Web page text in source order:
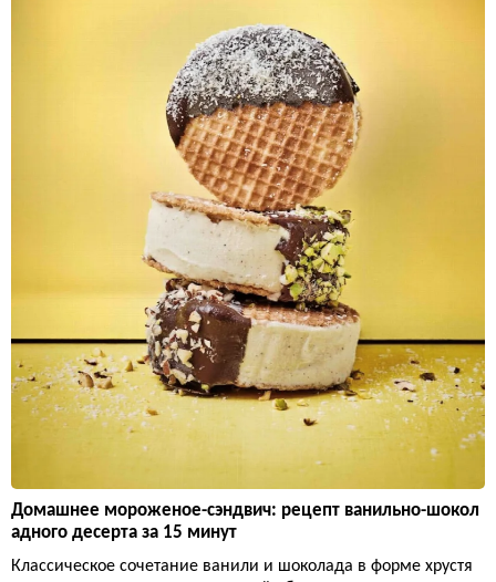
Домашнее мороженое-сэндвич: рецепт ванильно-шокол
адного десерта за 15 минут
Классическое сочетание ванили и шоколада в форме хрустя